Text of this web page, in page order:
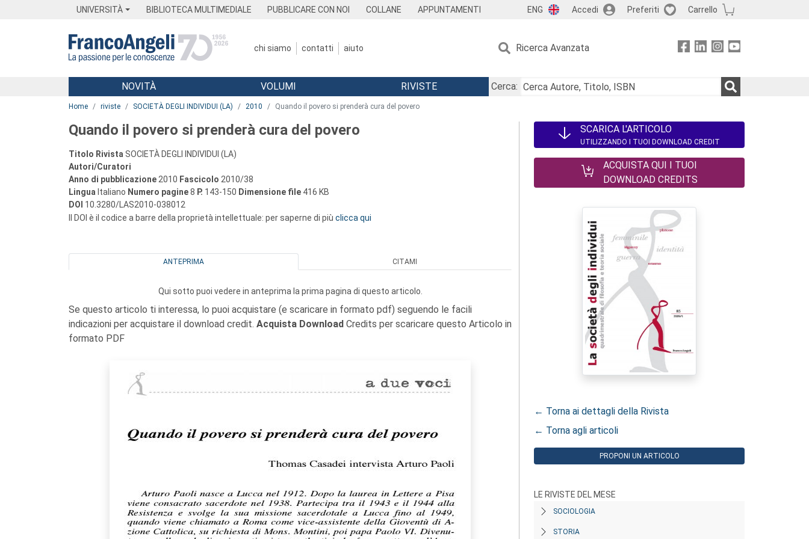
UNIVERSITÀ BIBLIOTECA MULTIMEDIALE PUBBLICARE CON NOI COLLANE APPUNTAMENTI ENG Accedi Preferiti Carrello
chi siamo contatti aiuto Ricerca Avanzata
Menu
NOVITÀ VOLUMI RIVISTE
Cerca:
Home riviste SOCIETÀ DEGLI INDIVIDUI (LA) 2010 Quando il povero si prenderà cura del povero
Quando il povero si prenderà cura del povero
Titolo Rivista SOCIETÀ DEGLI INDIVIDUI (LA)
Autori/Curatori
Anno di pubblicazione 2010 Fascicolo 2010/38
Lingua Italiano Numero pagine8 P. 143-150 Dimensione file 416 KB
DOI 10.3280/LAS2010-038012
Il DOI è il codice a barre della proprietà intellettuale: per saperne di più clicca qui
ANTEPRIMA CITAMI
Qui sotto puoi vedere in anteprima la prima pagina di questo articolo.
Se questo articolo ti interessa, lo puoi acquistare (e scaricare in formato pdf) seguendo le facili
indicazioni per acquistare il download credit. Acquista Download Credits per scaricare questo Articolo in
formato PDF
SCARICA L'ARTICOLO
UTILIZZANDO I TUOI DOWNLOAD CREDIT
ACQUISTA QUI I TUOI
DOWNLOAD CREDITS
← Torna ai dettagli della Rivista
← Torna agli articoli
PROPONI UN ARTICOLO
LE RIVISTE DEL MESE
SOCIOLOGIA
STORIA